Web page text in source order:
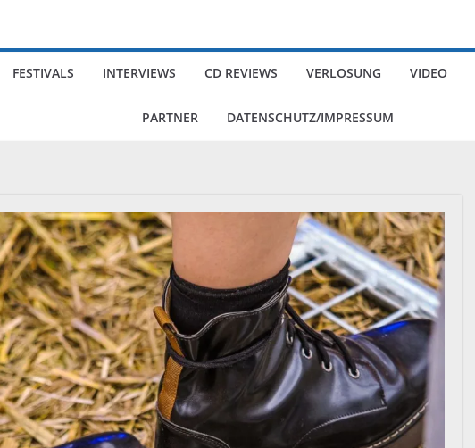
FESTIVALS INTERVIEWS CD REVIEWS VERLOSUNG VIDEO
PARTNER DATENSCHUTZ/IMPRESSUM